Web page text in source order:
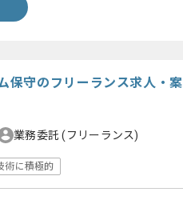
保守のフリーランス求人・案
業務委託(フリーランス)
術に積極的